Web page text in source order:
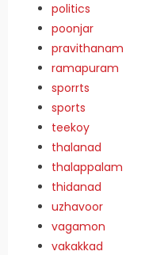
politics
poonjar
pravithanam
ramapuram
sporrts
sports
teekoy
thalanad
thalappalam
thidanad
uzhavoor
vagamon
vakakkad